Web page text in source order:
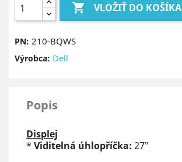
 VLOŽIŤ DO KOŠÍKA
PN: 210-BQWS
Výrobca: Dell
Popis
Displej
* Viditelná úhlopříčka: 27"